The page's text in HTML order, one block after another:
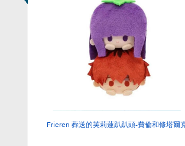
Frieren 葬送的芙莉蓮趴趴頭-費倫和修塔爾